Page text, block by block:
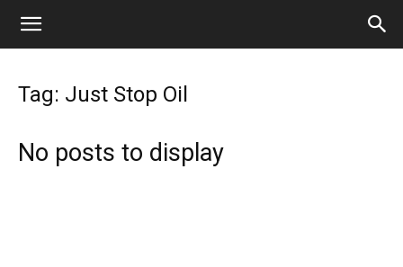
Tag: Just Stop Oil
No posts to display